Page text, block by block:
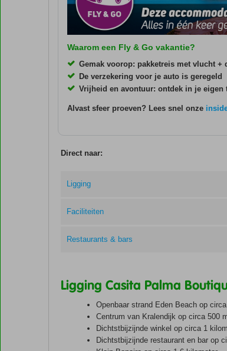
Waarom een Fly & Go vakantie?
Gemak voorop: pakketreis met vlucht +
De verzekering voor je auto is geregeld
Vrijheid en avontuur: ontdek in je eigen
Alvast sfeer proeven? Lees snel onze
Direct naar:
Ligging
Faciliteiten
Restaurants & bars
Ligging Casita Palma
Openbaar strand Eden Beach op
Centrum van Kralendijk op circa 500
Dichtstbijzijnde winkel op circa 1
Dichtstbijzijnde restaurant en bar op